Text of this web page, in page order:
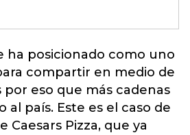
ha posicionado como uno
compartir en medio de
por eso que más cadenas
al país. Este es el caso de
Caesars Pizza, que ya